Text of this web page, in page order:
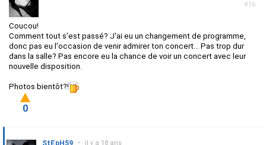
#16
Coucou!
Comment tout s'est passé? J'ai eu un changement de programme,
donc pas eu l'occasion de venir admirer ton concert... Pas trop dur
dans la salle? Pas encore eu la chance de voir un concert avec leur
nouvelle disposition.
Photos bientôt?!
0
• il y a 18 ans